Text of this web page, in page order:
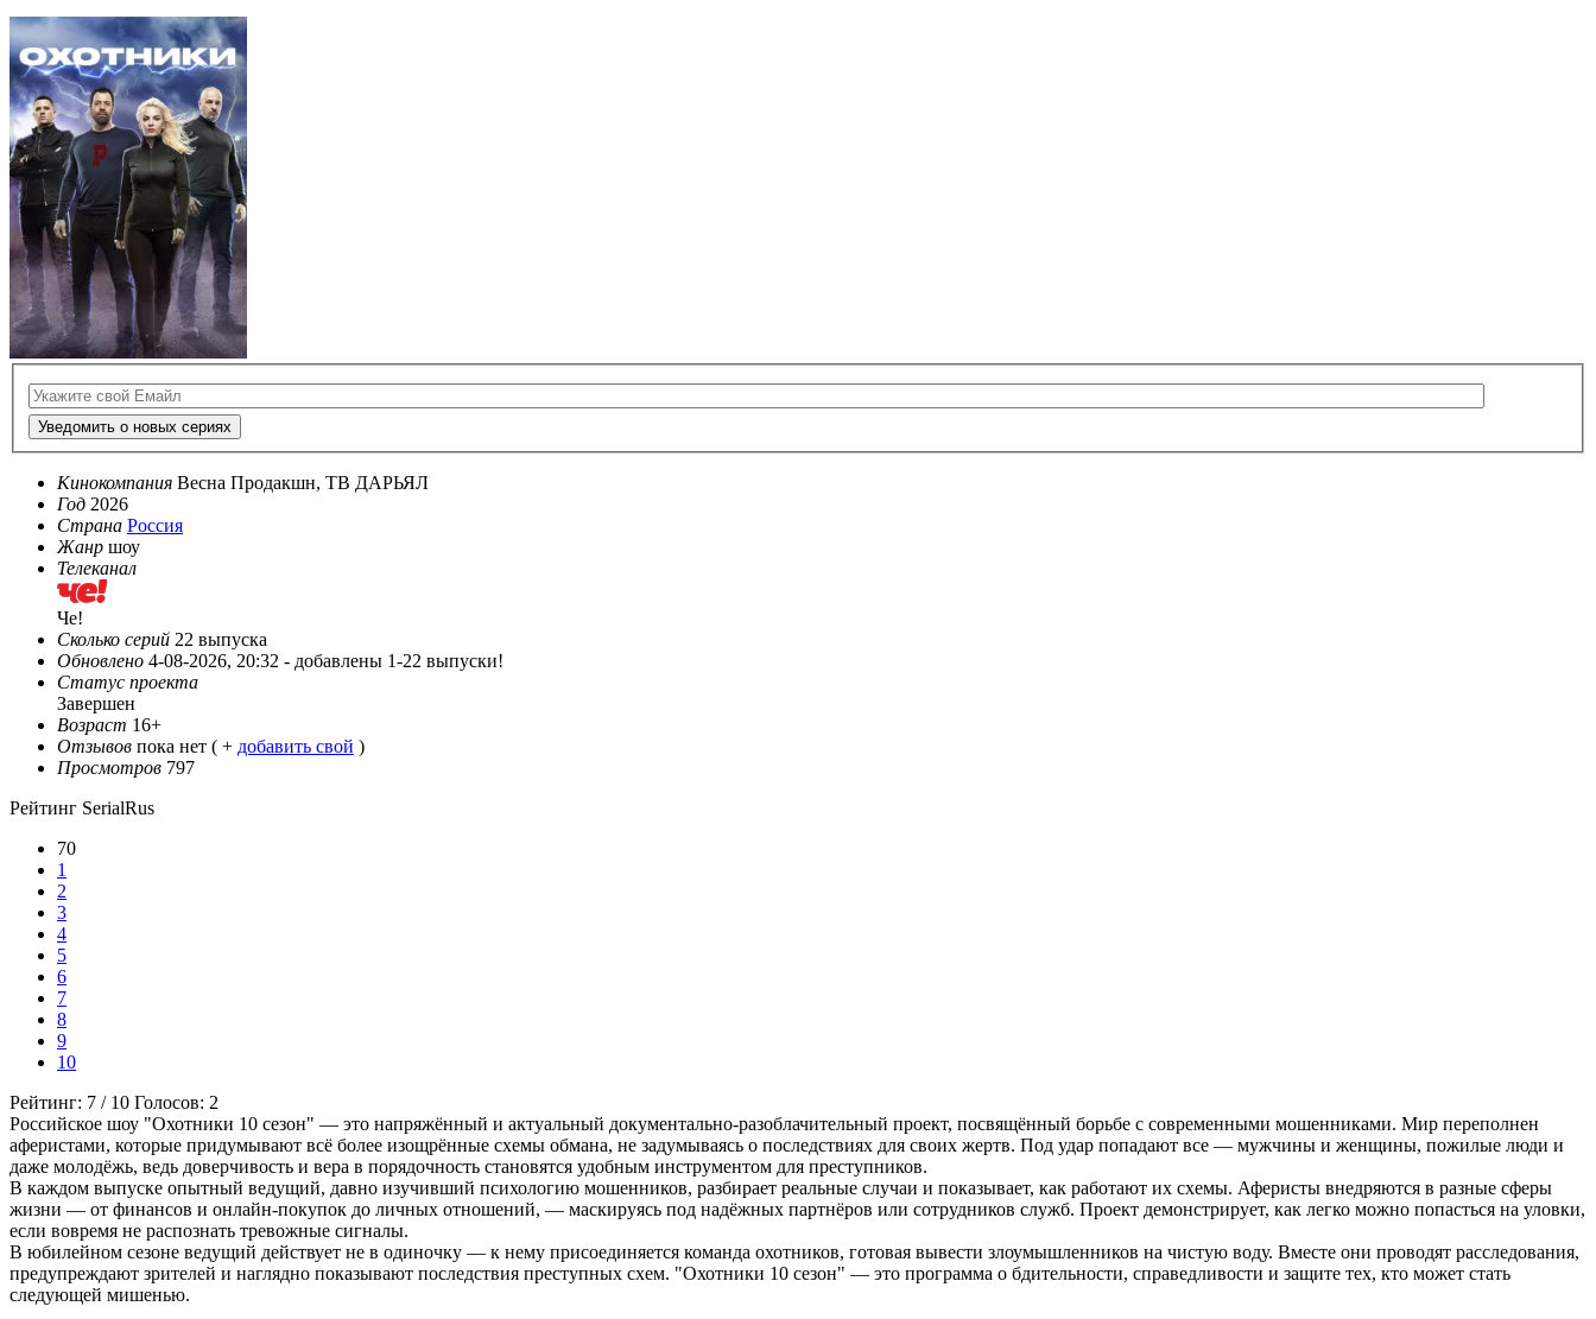
Уведомить о новых сериях
Кинокомпания Весна Продакшн, ТВ ДАРЬЯЛ
Год 2026
Страна Россия
Жанр шоу
Телеканал
Че!
Сколько серий 22 выпуска
Обновлено 4-08-2026, 20:32 - добавлены 1-22 выпуски!
Статус проекта
Завершен
Возраст 16+
Отзывов пока нет ( + добавить свой )
Просмотров 797
Рейтинг SerialRus
70
1
2
3
4
5
6
7
8
9
10
Рейтинг: 7 / 10 Голосов: 2
Российское шоу "Охотники 10 сезон" — это напряжённый и актуальный документально-разоблачительный проект, посвящённый борьбе с современными мошенниками. Мир переполнен
аферистами, которые придумывают всё более изощрённые схемы обмана, не задумываясь о последствиях для своих жертв. Под удар попадают все — мужчины и женщины, пожилые люди и
даже молодёжь, ведь доверчивость и вера в порядочность становятся удобным инструментом для преступников.
В каждом выпуске опытный ведущий, давно изучивший психологию мошенников, разбирает реальные случаи и показывает, как работают их схемы. Аферисты внедряются в разные сферы
жизни — от финансов и онлайн-покупок до личных отношений, — маскируясь под надёжных партнёров или сотрудников служб. Проект демонстрирует, как легко можно попасться на уловки,
если вовремя не распознать тревожные сигналы.
В юбилейном сезоне ведущий действует не в одиночку — к нему присоединяется команда охотников, готовая вывести злоумышленников на чистую воду. Вместе они проводят расследования,
предупреждают зрителей и наглядно показывают последствия преступных схем. "Охотники 10 сезон" — это программа о бдительности, справедливости и защите тех, кто может стать
следующей мишенью.